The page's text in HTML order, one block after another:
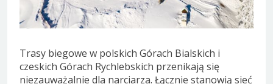
Trasy biegowe w polskich Górach Bialskich i
czeskich Górach Rychlebskich przenikają się
niezauważalnie dla narciarza. Łącznie stanowią sieć